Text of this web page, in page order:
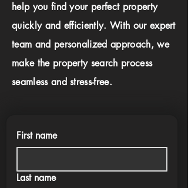
help you find your perfect property
quickly and efficiently. With our expert
team and personalized approach, we
make the property search process
seamless and stress-free.
First name
Last name